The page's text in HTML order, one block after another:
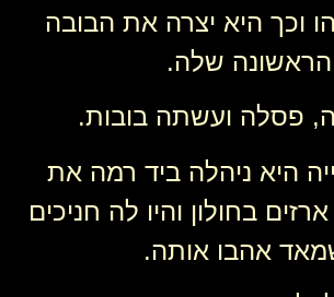
וכך היא יצרה את הבובה
הראשונה שלה.
פסלה ועשתה בובות.
היא ניהלה ביד רמה את
בחולון והיו לה חניכים
אהבו אותה.